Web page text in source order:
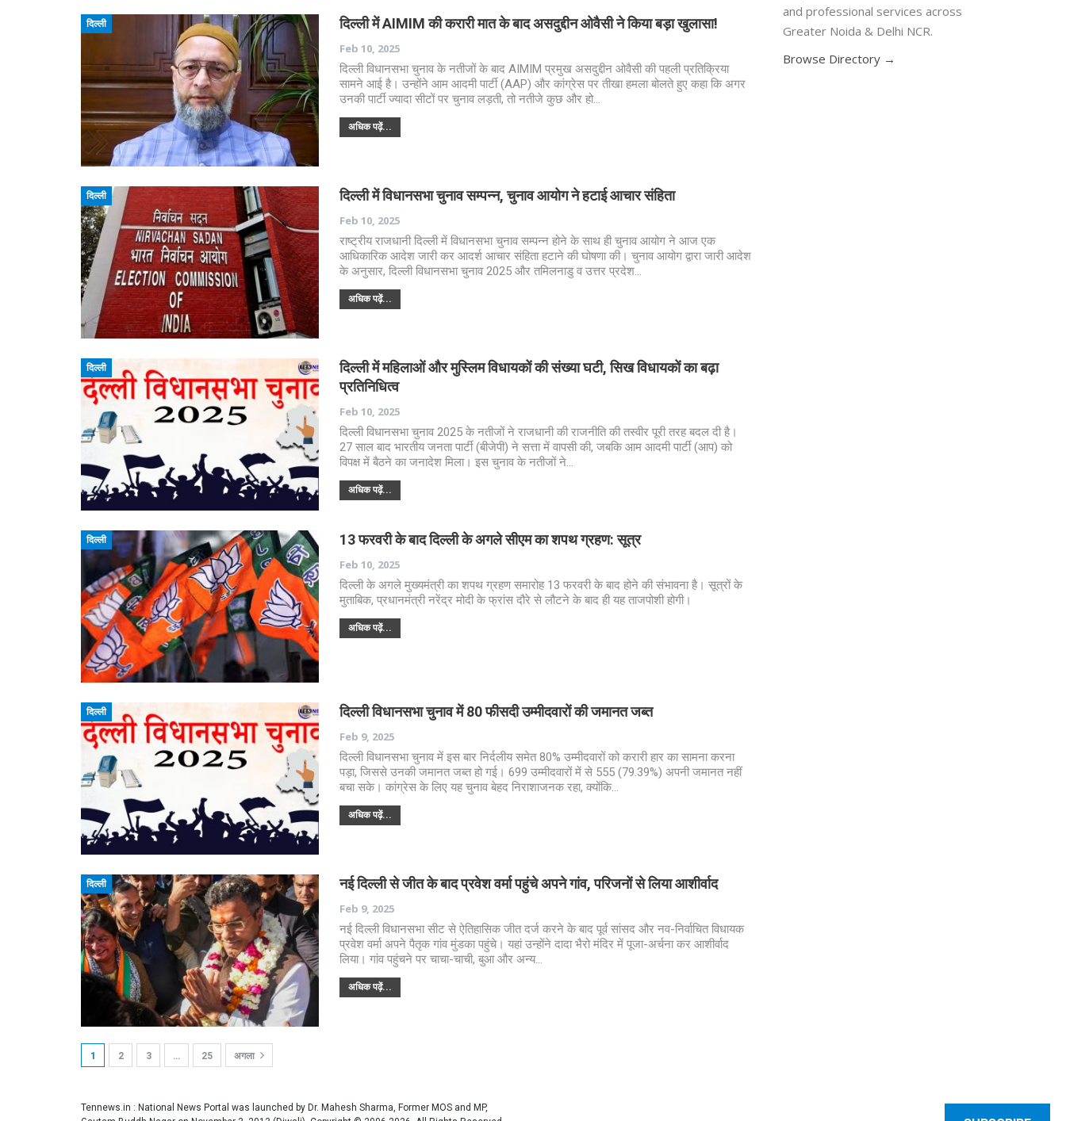
दिल्ली दिल्ली में AIMIM की करारी मात के बाद असदुद्दीन ओवैसी ने किया बड़ा खुलासा!
Feb 10, 2025
दिल्ली विधानसभा चुनाव के नतीजों के बाद AIMIM प्रमुख असदुद्दीन ओवैसी की पहली प्रतिक्रिया
सामने आई है। उन्होंने आम आदमी पार्टी (AAP) और कांग्रेस पर तीखा हमला बोलते हुए कहा कि अगर
उनकी पार्टी ज्यादा सीटों पर चुनाव लड़ती, तो नतीजे कुछ और हो…
अधिक पढ़ें...
दिल्ली दिल्ली में विधानसभा चुनाव सम्पन्न, चुनाव आयोग ने हटाई आचार संहिता
Feb 10, 2025
राष्ट्रीय राजधानी दिल्ली में विधानसभा चुनाव सम्पन्न होने के साथ ही चुनाव आयोग ने आज एक
आधिकारिक आदेश जारी कर आदर्श आचार संहिता हटाने की घोषणा की। चुनाव आयोग द्वारा जारी आदेश
के अनुसार, दिल्ली विधानसभा चुनाव 2025 और तमिलनाडु व उत्तर प्रदेश…
अधिक पढ़ें...
दिल्ली
दिल्ली में महिलाओं और मुस्लिम विधायकों की संख्या घटी, सिख विधायकों का बढ़ा
प्रतिनिधित्व
Feb 10, 2025
दिल्ली विधानसभा चुनाव 2025 के नतीजों ने राजधानी की राजनीति की तस्वीर पूरी तरह बदल दी है।
27 साल बाद भारतीय जनता पार्टी (बीजेपी) ने सत्ता में वापसी की, जबकि आम आदमी पार्टी (आप) को
विपक्ष में बैठने का जनादेश मिला। इस चुनाव के नतीजों ने…
अधिक पढ़ें...
दिल्ली 13 फरवरी के बाद दिल्ली के अगले सीएम का शपथ ग्रहण: सूत्र
Feb 10, 2025
दिल्ली के अगले मुख्यमंत्री का शपथ ग्रहण समारोह 13 फरवरी के बाद होने की संभावना है। सूत्रों के
मुताबिक, प्रधानमंत्री नरेंद्र मोदी के फ्रांस दौरे से लौटने के बाद ही यह ताजपोशी होगी।
अधिक पढ़ें...
दिल्ली दिल्ली विधानसभा चुनाव में 80 फीसदी उम्मीदवारों की जमानत जब्त
Feb 9, 2025
दिल्ली विधानसभा चुनाव में इस बार निर्दलीय समेत 80% उम्मीदवारों को करारी हार का सामना करना
पड़ा, जिससे उनकी जमानत जब्त हो गई। 699 उम्मीदवारों में से 555 (79.39%) अपनी जमानत नहीं
बचा सके। कांग्रेस के लिए यह चुनाव बेहद निराशाजनक रहा, क्योंकि…
अधिक पढ़ें...
दिल्ली नई दिल्ली से जीत के बाद प्रवेश वर्मा पहुंचे अपने गांव, परिजनों से लिया आशीर्वाद
Feb 9, 2025
नई दिल्ली विधानसभा सीट से ऐतिहासिक जीत दर्ज करने के बाद पूर्व सांसद और नव-निर्वाचित विधायक
प्रवेश वर्मा अपने पैतृक गांव मुंडका पहुंचे। यहां उन्होंने दादा भैरो मंदिर में पूजा-अर्चना कर आशीर्वाद
लिया। गांव पहुंचने पर चाचा-चाची, बुआ और अन्य…
अधिक पढ़ें...
1 2 3 … 25 अगला
and professional services across
Greater Noida & Delhi NCR.
Browse Directory →
Tennews.in : National News Portal was launched by Dr. Mahesh Sharma, Former MOS and MP,